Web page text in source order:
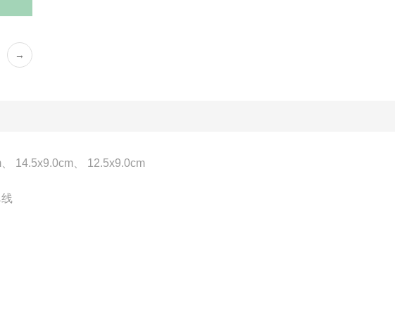
→
14.5x9.0cm、 12.5x9.0cm